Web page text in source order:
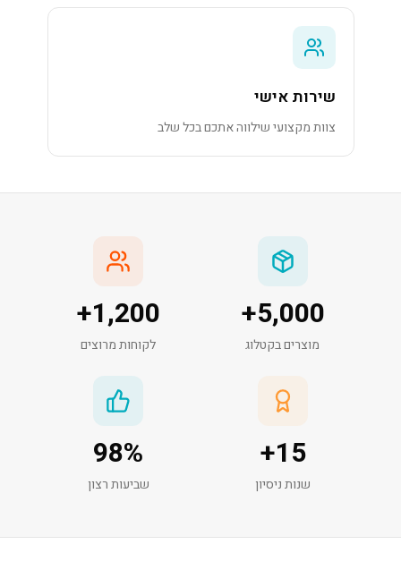
שירות אישי
צוות מקצועי שילווה אתכם בכל שלב
5,000
+
מוצרים בקטלוג
1,200
+
לקוחות מרוצים
15
+
שנות ניסיון
98%
שביעות רצון